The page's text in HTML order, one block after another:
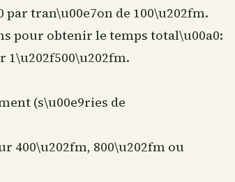
par tran\u00e7on de 100\u202fm.
pour obtenir le temps total\u00a0:
1\u202f500\u202fm.
(s\u00e9ries de
400\u202fm, 800\u202fm ou